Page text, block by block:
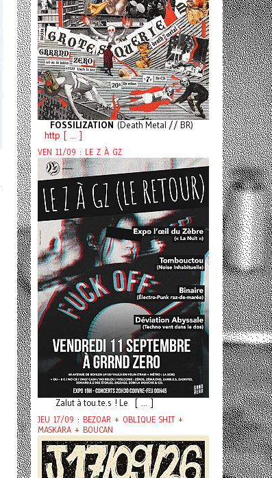
FOSSILIZATION (Death Metal // BR)
http [ ... ]
VEN 11/09 : LE Z À GZ
Zalut à tou.te.s ! Le [ ... ]
JEU 17/09 : BEZOAR + OBLIQUE SHIT +
MASKARA + BOUCAN